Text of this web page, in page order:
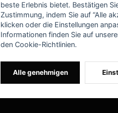
beste Erlebnis bietet. Bestätigen
Zustimmung, indem Sie auf “Alle
klicken oder die Einstellungen
Informationen finden Sie auf
den Cookie-Richtlinien.
Alle genehmigen